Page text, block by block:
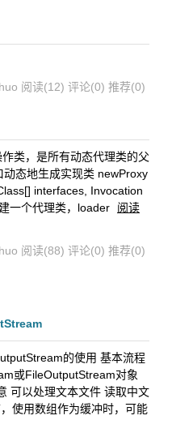
阅读(12) 评论(0) 推荐(0)
类，是所有动态代理类的父
态地生成实现类 newProxy
interfaces, Invocation
一个代理类，loader
阅读
阅读(88) 评论(0) 推荐(0)
的使用 基本流程
或FileOutputStream对象
可以处理文本文件 读取中文
使用数组作为缓冲时，可能